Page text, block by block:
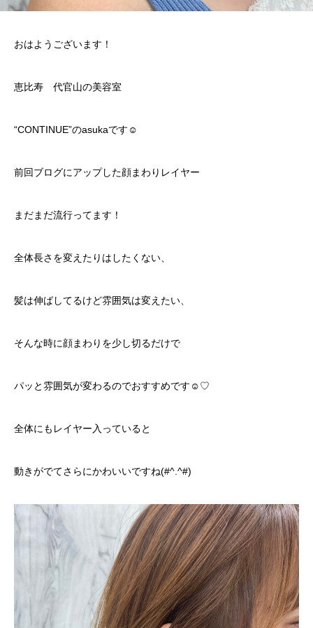
おはようございます！
恵比寿 代官山の美容室
“CONTINUE”のasukaです☺︎
前回ブログにアップした顔まわりレイヤー
まだまだ流行ってます！
全体長さを変えたりはしたくない、
髪は伸ばしてるけど雰囲気は変えたい、
そんな時に顔まわりを少し切るだけで
パッと雰囲気が変わるのでおすすめです☺︎♡
全体にもレイヤー入っていると
動きがでてさらにかわいいですね(#^.^#)